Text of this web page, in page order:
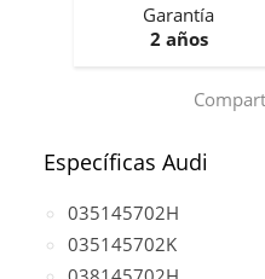
Garantía
2 años
Específicas Audi
035145702H
035145702K